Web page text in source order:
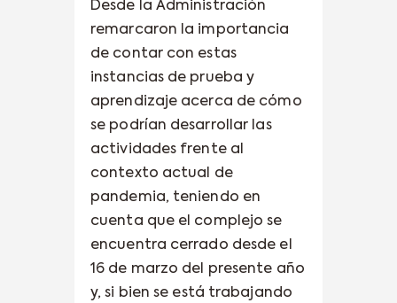
Desde la Administración
remarcaron la importancia
de contar con estas
instancias de prueba y
aprendizaje acerca de cómo
se podrían desarrollar las
actividades frente al
contexto actual de
pandemia, teniendo en
cuenta que el complejo se
encuentra cerrado desde el
16 de marzo del presente año
y, si bien se está trabajando